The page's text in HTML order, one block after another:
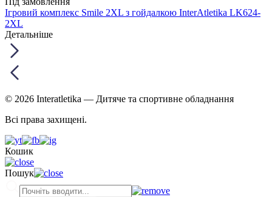
Ігровий комплекс Smile 2XL з гойдалкою InterAtletika LK624-
2XL
Детальніше
© 2026 Interatletika — Дитяче та спортивне обладнання
Всі права захищені.
Кошик
Пошук